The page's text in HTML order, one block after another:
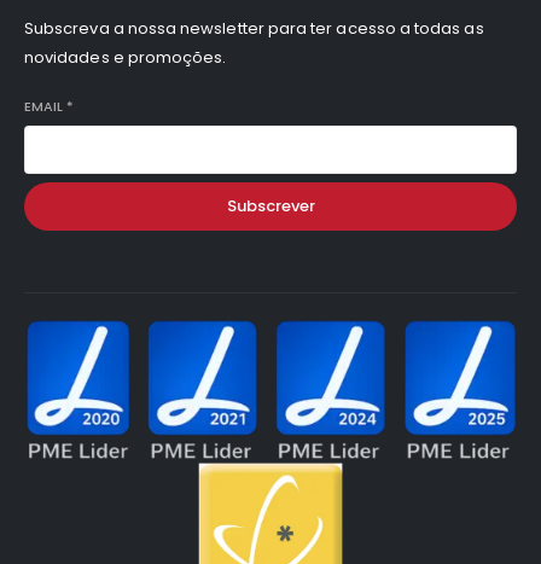
Subscreva a nossa newsletter para ter acesso a todas as
novidades e promoções.
EMAIL *
Subscrever